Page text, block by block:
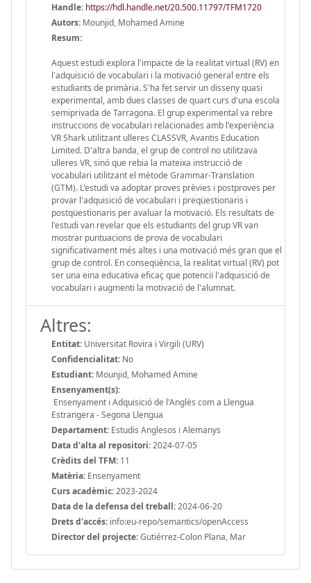
Handle: https://hdl.handle.net/20.500.11797/TFM1720
Autors: Mounjid, Mohamed Amine
Resum:
Aquest estudi explora l'impacte de la realitat virtual (RV) en
l'adquisició de vocabulari i la motivació general entre els
estudiants de primària. S'ha fet servir un disseny quasi
experimental, amb dues classes de quart curs d'una escola
semiprivada de Tarragona. El grup experimental va rebre
instruccions de vocabulari relacionades amb l'experiència
VR Shark utilitzant ulleres CLASSVR, Avantis Education
Limited. D'altra banda, el grup de control no utilitzava
ulleres VR, sinó que rebia la mateixa instrucció de
vocabulari utilitzant el mètode Grammar-Translation
(GTM). L'estudi va adoptar proves prèvies i postproves per
provar l'adquisició de vocabulari i preqüestionaris i
postqüestionaris per avaluar la motivació. Els resultats de
l'estudi van revelar que els estudiants del grup VR van
mostrar puntuacions de prova de vocabulari
significativament més altes i una motivació més gran que el
grup de control. En conseqüència, la realitat virtual (RV) pot
ser una eina educativa eficaç que potenciï l'adquisició de
vocabulari i augmenti la motivació de l'alumnat.
Altres:
Entitat: Universitat Rovira i Virgili (URV)
Confidencialitat: No
Estudiant: Mounjid, Mohamed Amine
Ensenyament(s):
Ensenyament i Adquisició de l'Anglès com a Llengua
Estrangera - Segona Llengua
Departament: Estudis Anglesos i Alemanys
Data d'alta al repositori:2024-07-05
Crèdits del TFM: 11
Matèria: Ensenyament
Curs acadèmic:2023-2024
Data de la defensa del treball:2024-06-20
Drets d'accés: info:eu-repo/semantics/openAccess
Director del projecte:Gutiérrez-Colon Plana, Mar